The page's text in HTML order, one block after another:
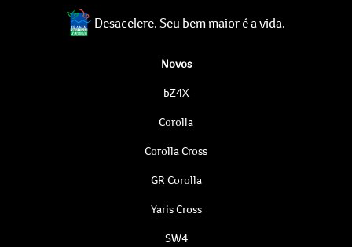
Desacelere. Seu bem maior é a vida.
Novos
bZ4X
Corolla
Corolla Cross
GR Corolla
Yaris Cross
SW4